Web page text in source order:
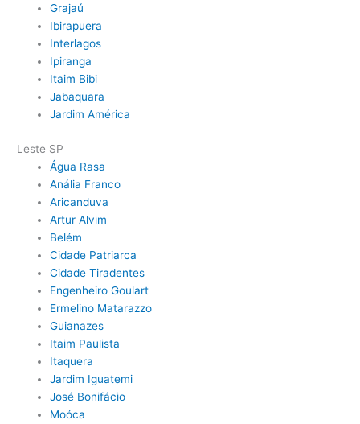
Grajaú
Ibirapuera
Interlagos
Ipiranga
Itaim Bibi
Jabaquara
Jardim América
Leste SP
Água Rasa
Anália Franco
Aricanduva
Artur Alvim
Belém
Cidade Patriarca
Cidade Tiradentes
Engenheiro Goulart
Ermelino Matarazzo
Guianazes
Itaim Paulista
Itaquera
Jardim Iguatemi
José Bonifácio
Moóca